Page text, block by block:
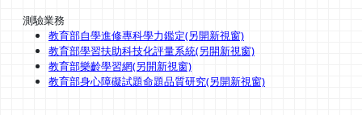
測驗業務
教育部自學進修專科學力鑑定(另開新視窗)
教育部學習扶助科技化評量系統(另開新視窗)
教育部樂齡學習網(另開新視窗)
教育部身心障礙試題命題品質研究(另開新視窗)